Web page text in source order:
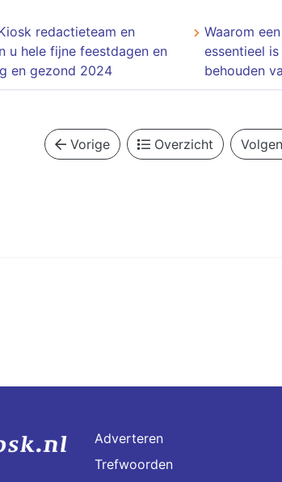
redactieteam en
u hele fijne feestdagen en
en gezond 2024
Waarom
essentieel
behouden
Vorige Overzicht
Adverteren
Trefwoorden